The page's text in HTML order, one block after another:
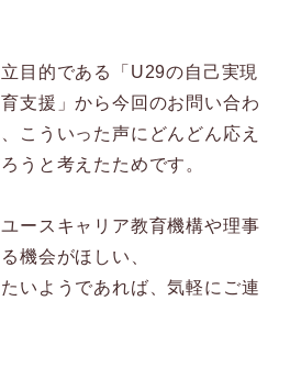
目的である「U29の自己実現
支援」から今回のお問い合わ
こういった声にどんどん応え
うと考えたためです。
ースキャリア教育機構や理事
機会がほしい、
いようであれば、気軽にご連